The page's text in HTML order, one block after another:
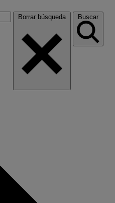
Borrar búsqueda Buscar